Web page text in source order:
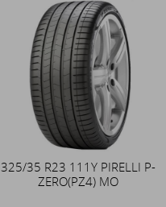
325/35 R23 111Y PIRELLI P-
ZERO(PZ4) MO